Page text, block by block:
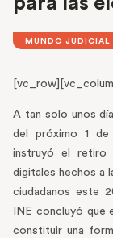
MUNDO JUDICIAL
A tan solo unos
del próximo 1
instruyó el retiro
digitales hechos a
ciudadanos este
INE concluyó
constituir una